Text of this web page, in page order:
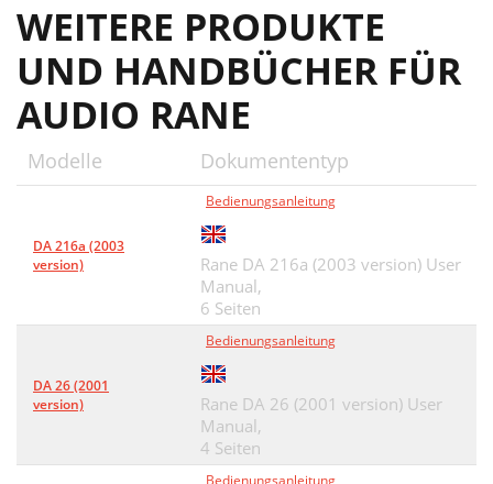
WEITERE PRODUKTE
UND HANDBÜCHER FÜR
AUDIO RANE
Modelle Dokumententyp
DA 216a (2003
version)
Bedienungsanleitung
Rane DA 216a (2003 version) User
Manual,
6 Seiten
DA 26 (2001
version)
Bedienungsanleitung
Rane DA 26 (2001 version) User
Manual,
4 Seiten
Bedienungsanleitung